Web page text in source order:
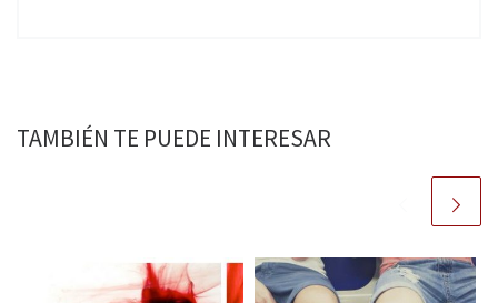
TAMBIÉN TE PUEDE INTERESAR